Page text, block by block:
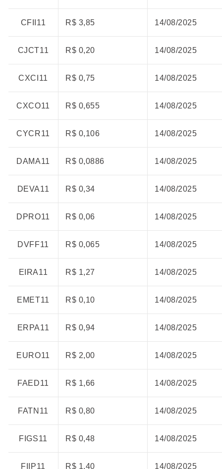
CFII11 R$ 3,85 14/08/2025
CJCT11 R$ 0,20 14/08/2025
CXCI11 R$ 0,75 14/08/2025
CXCO11 R$ 0,655 14/08/2025
CYCR11 R$ 0,106 14/08/2025
DAMA11 R$ 0,0886 14/08/2025
DEVA11 R$ 0,34 14/08/2025
DPRO11 R$ 0,06 14/08/2025
DVFF11 R$ 0,065 14/08/2025
EIRA11 R$ 1,27 14/08/2025
EMET11 R$ 0,10 14/08/2025
ERPA11 R$ 0,94 14/08/2025
EURO11 R$ 2,00 14/08/2025
FAED11 R$ 1,66 14/08/2025
FATN11 R$ 0,80 14/08/2025
FIGS11 R$ 0,48 14/08/2025
FIIP11 R$ 1,40 14/08/2025